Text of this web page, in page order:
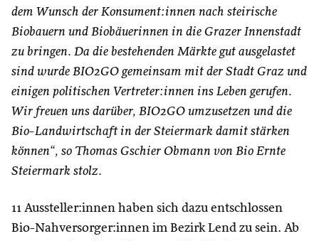
dem Wunsch der Konsument:innen nach steirische
Biobauern und Biobäuerinnen in die Grazer Innenstadt
zu bringen. Da die bestehenden Märkte gut ausgelastet
sind wurde BIO2GO gemeinsam mit der Stadt Graz und
einigen politischen Vertreter:innen ins Leben gerufen.
Wir freuen uns darüber, BIO2GO umzusetzen und die
Bio-Landwirtschaft in der Steiermark damit stärken
können“, so Thomas Gschier Obmann von Bio Ernte
Steiermark stolz.
11 Aussteller:innen haben sich dazu entschlossen
Bio-Nahversorger:innen im Bezirk Lend zu sein. Ab